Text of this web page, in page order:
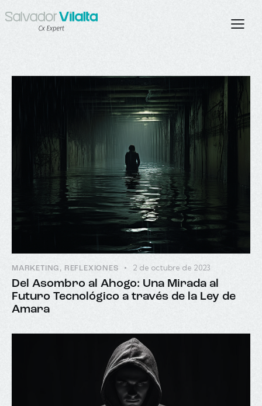
MARKETING , REFLEXIONES 2 de octubre de 2023
Del Asombro al Ahogo: Una Mirada al
Futuro Tecnológico a través de la Ley de
Amara